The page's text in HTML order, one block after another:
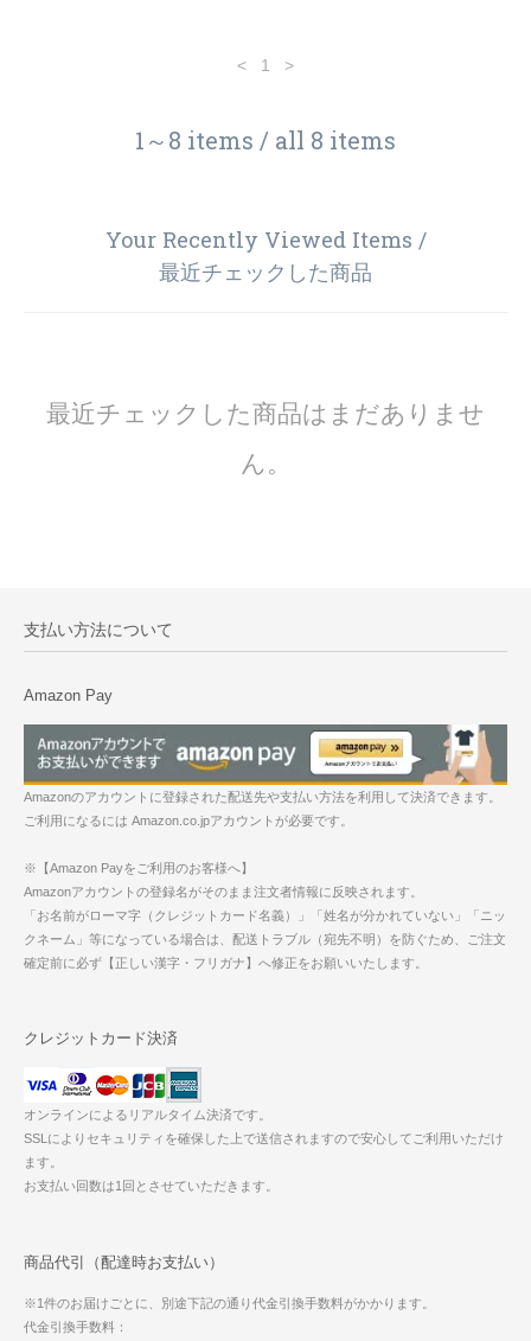
< 1 >
1～8 items / all 8 items
Your Recently Viewed Items /
最近チェックした商品
最近チェックした商品はまだありませ
ん。
支払い方法について
Amazon Pay
Amazonのアカウントに登録された配送先や支払い方法を利用して決済できます。
ご利用になるには Amazon.co.jpアカウントが必要です。
※【Amazon Payをご利用のお客様へ】
Amazonアカウントの登録名がそのまま注文者情報に反映されます。
「お名前がローマ字（クレジットカード名義）」「姓名が分かれていない」「ニッ
クネーム」等になっている場合は、配送トラブル（宛先不明）を防ぐため、ご注文
確定前に必ず【正しい漢字・フリガナ】へ修正をお願いいたします。
クレジットカード決済
オンラインによるリアルタイム決済です。
SSLによりセキュリティを確保した上で送信されますので安心してご利用いただけ
ます。
お支払い回数は1回とさせていただきます。
商品代引（配達時お支払い）
※1件のお届けごとに、別途下記の通り代金引換手数料がかかります。
代金引換手数料：